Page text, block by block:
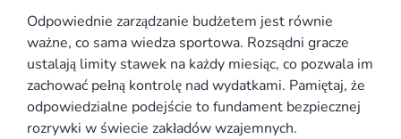
Odpowiednie zarządzanie budżetem jest równie
ważne, co sama wiedza sportowa. Rozsądni gracze
ustalają limity stawek na każdy miesiąc, co pozwala im
zachować pełną kontrolę nad wydatkami. Pamiętaj, że
odpowiedzialne podejście to fundament bezpiecznej
rozrywki w świecie zakładów wzajemnych.